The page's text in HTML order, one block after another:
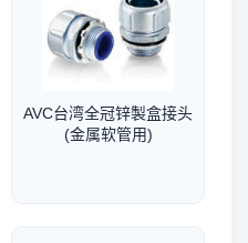
AVC台湾全冠锌製盒接头
(金属软管用)